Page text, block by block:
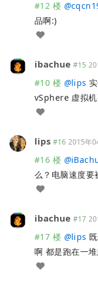
#12 楼 @
品啊:)
ibachue #15
#10 楼 @lips
vSphere 虚拟
lips #16 2015年
#16 楼 @
么？电脑速度要
ibachue #17
#17 楼 @lips
啊 都是跑在一